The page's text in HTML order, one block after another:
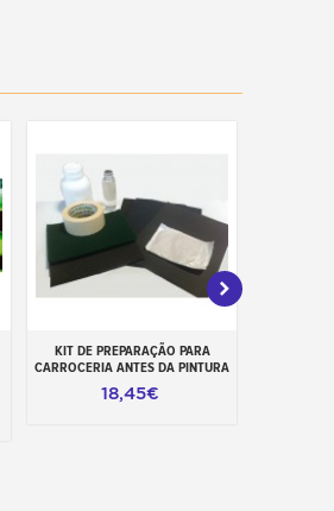
Adicionar ao carrinho
KIT DE PREPARAÇÃO PARA
CARROCERIA ANTES DA PINTURA
18,45€